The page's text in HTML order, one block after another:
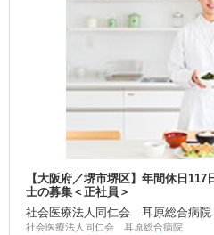
【大阪府／堺市堺区】年間休日
士の募集＜正社員＞
社会医療法人同仁会 耳原総合病院
社会医療法人同仁会 耳原総合病院